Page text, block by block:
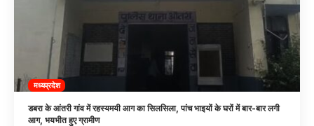
मध्यप्रदेश
डबरा के आंतरी गांव में रहस्यमयी आग का सिलसिला, पांच भाइयों के घरों में बार-बार लगी
आग, भयभीत हुए ग्रामीण